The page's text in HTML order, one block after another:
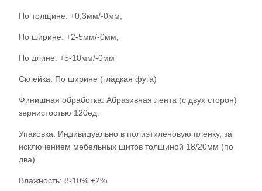
По толщине: +0,3мм/-0мм,
По ширине: +2-5мм/-0мм,
По длине: +5-10мм/-0мм
Склейка: По ширине (гладкая фуга)
Финишная обработка: Абразивная лента (с двух сторон)
зернистостью 120ед.
Упаковка: Индивидуально в полиэтиленовую пленку, за
исключением мебельных щитов толщиной 18/20мм (по
два)
Влажность: 8-10% ±2%